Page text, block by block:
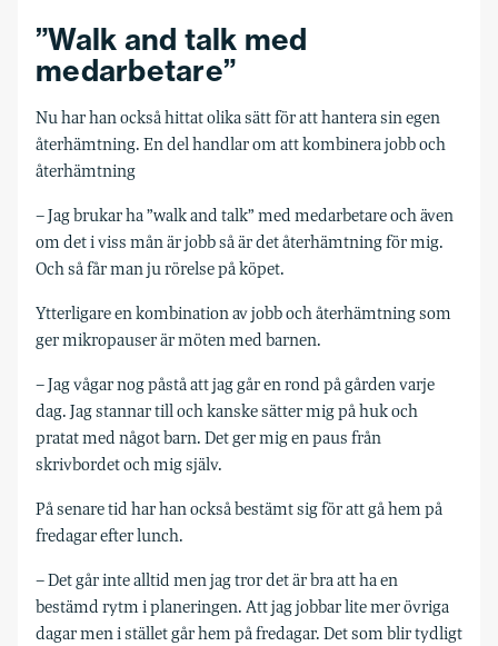
”Walk and talk med
medarbetare”
Nu har han också hittat olika sätt för att hantera sin egen
återhämtning. En del handlar om att kombinera jobb och
återhämtning
– Jag brukar ha ”walk and talk” med medarbetare och även
om det i viss mån är jobb så är det återhämtning för mig.
Och så får man ju rörelse på köpet.
Ytterligare en kombination av jobb och återhämtning som
ger mikropauser är möten med barnen.
– Jag vågar nog påstå att jag går en rond på gården varje
dag. Jag stannar till och kanske sätter mig på huk och
pratat med något barn. Det ger mig en paus från
skrivbordet och mig själv.
På senare tid har han också bestämt sig för att gå hem på
fredagar efter lunch.
– Det går inte alltid men jag tror det är bra att ha en
bestämd rytm i planeringen. Att jag jobbar lite mer övriga
dagar men i stället går hem på fredagar. Det som blir tydligt